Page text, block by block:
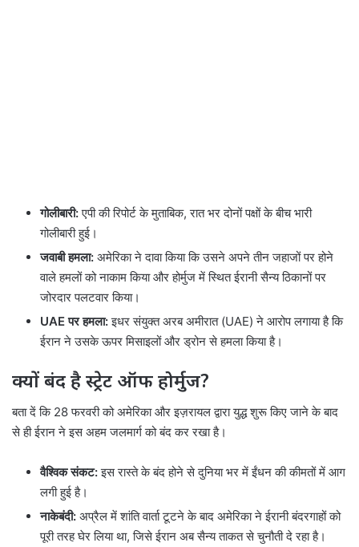
गोलीबारी:एपी की रिपोर्ट के मुताबिक, रात भर दोनों पक्षों के बीच भारी
गोलीबारी हुई।
जवाबी हमला: अमेरिका ने दावा किया कि उसने अपने तीन जहाजों पर होने
वाले हमलों को नाकाम किया और होर्मुज में स्थित ईरानी सैन्य ठिकानों पर
जोरदार पलटवार किया।
UAE पर हमला:इधर संयुक्त अरब अमीरात (UAE) ने आरोप लगाया है कि
ईरान ने उसके ऊपर मिसाइलों और ड्रोन से हमला किया है।
क्यों बंद है स्ट्रेट ऑफ होर्मुज?
बता दें कि 28 फरवरी को अमेरिका और इज़रायल द्वारा युद्ध शुरू किए जाने के बाद
से ही ईरान ने इस अहम जलमार्ग को बंद कर रखा है।
वैश्विक संकट:इस रास्ते के बंद होने से दुनिया भर में ईंधन की कीमतों में आग
लगी हुई है।
नाकेबंदी: अप्रैल में शांति वार्ता टूटने के बाद अमेरिका ने ईरानी बंदरगाहों को
पूरी तरह घेर लिया था, जिसे ईरान अब सैन्य ताकत से चुनौती दे रहा है।